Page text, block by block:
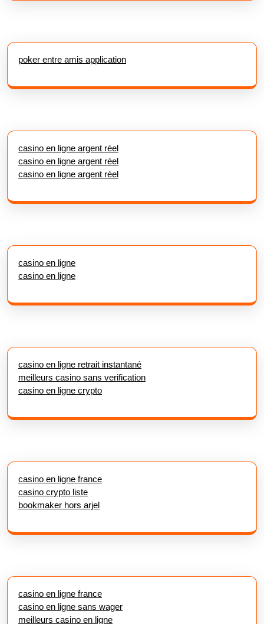
poker entre amis application
casino en ligne argent réel
casino en ligne argent réel
casino en ligne argent réel
casino en ligne
casino en ligne
casino en ligne retrait instantané
meilleurs casino sans verification
casino en ligne crypto
casino en ligne france
casino crypto liste
bookmaker hors arjel
casino en ligne france
casino en ligne sans wager
meilleurs casino en ligne